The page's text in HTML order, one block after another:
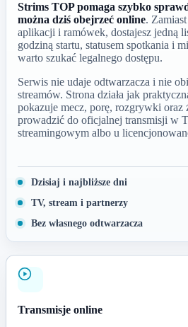
Strims TOP pomaga szybko
można dziś obejrzeć online.
aplikacji i ramówek, dostajesz jedną
godziną startu, statusem spotkania i
warto szukać legalnego dostępu.
Serwis nie udaje odtwarzacza i nie
streamów. Strona działa jak
pokazuje mecz, porę, rozgrywki oraz
prowadzić do oficjalnej transmisji w
streamingowym albo u
Dzisiaj i najbliższe dni
TV, stream i partnerzy
Bez własnego odtwarzacza
Transmisje online